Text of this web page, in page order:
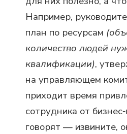
Например,
план по ресурсам
количество людей
квалификации),
на управляющем
приходит время
сотрудника от
говорят — извините,